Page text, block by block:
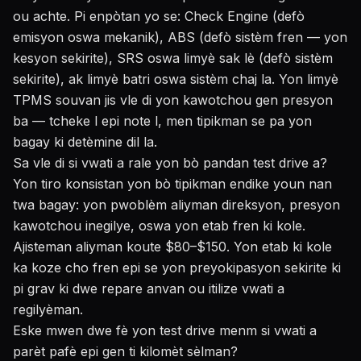
ou achte. Pi enpòtan yo se: Check Engine (defò
emisyon oswa mekanik), ABS (defò sistèm fren — yon
kesyon sekirite), SRS oswa limyè sak lè (defò sistèm
sekirite), ak limyè batri oswa sistèm chaj la. Yon limyè
TPMS souvan jis vle di yon kawotchou gen presyon
ba — tcheke l epi note l, men tipikman se pa yon
bagay ki detèmine dil la.
Sa vle di si vwati a rale yon bò pandan test drive a?
Yon tiro konsistan yon bò tipikman endike youn nan
twa bagay: yon pwoblèm aliyman direksyon, presyon
kawotchou inegilye, oswa yon etab fren ki kole.
Ajisteman aliyman koute $80–$150. Yon etab ki kole
ka koze cho fren epi se yon preyokipasyon sekirite ki
pi grav ki dwe repare anvan ou itilize vwati a
regilyèman.
Eske mwen dwe fè yon test drive menm si vwati a
parèt pafè epi gen ti kilomèt sèlman?